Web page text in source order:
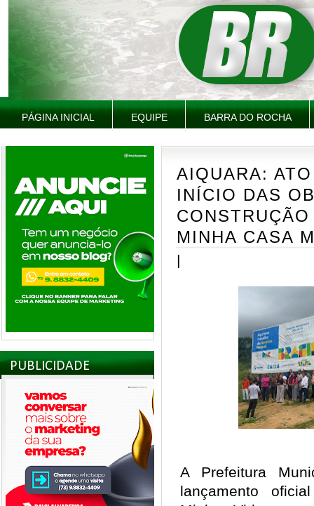
PÁGINA INICIAL EQUIPE BARRA DO ROCHA
PUBLICIDADE
AIQUARA:
INÍCIO DAS
MINHA CASA
|
A Prefeitura
lançamento